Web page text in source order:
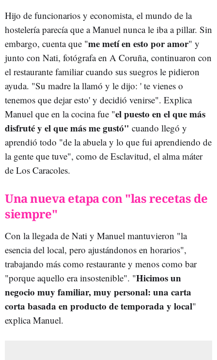
Hijo de funcionarios y economista, el mundo de la
hostelería parecía que a Manuel nunca le iba a pillar. Sin
embargo, cuenta que "me metí en esto por amor" y
junto con Nati, fotógrafa en A Coruña, continuaron con
el restaurante familiar cuando sus suegros le pidieron
ayuda. "Su madre la llamó y le dijo: ' te vienes o
tenemos que dejar esto' y decidió venirse". Explica
Manuel que en la cocina fue "el puesto en el que más
disfruté y el que más me gustó" cuando llegó y
aprendió todo "de la abuela y lo que fui aprendiendo de
la gente que tuve", como de Esclavitud, el alma máter
de Los Caracoles.
Una nueva etapa con "las recetas de
siempre"
Con la llegada de Nati y Manuel mantuvieron "la
esencia del local, pero ajustándonos en horarios",
trabajando más como restaurante y menos como bar
"porque aquello era insostenible". "Hicimos un
negocio muy familiar, muy personal: una carta
corta basada en producto de temporada y local"
explica Manuel.